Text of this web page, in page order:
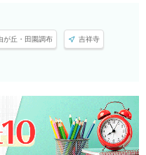
が丘・田園調布 吉祥寺